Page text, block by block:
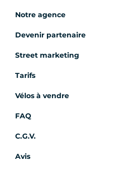
Notre agence
Devenir partenaire
Street marketing
Tarifs
Vélos à vendre
FAQ
C.G.V.
Avis